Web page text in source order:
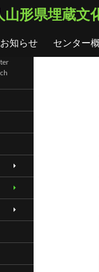
山形県埋蔵文
お知らせ
センター